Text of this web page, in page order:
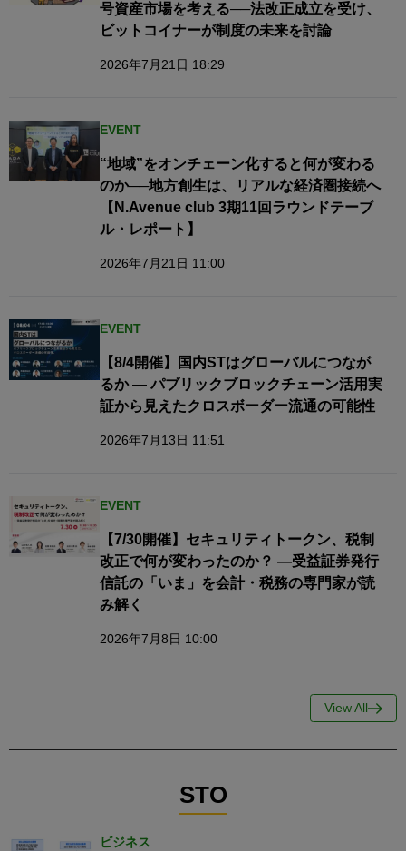
号資産市場を考える──法改正成立を受け、
ビットコイナーが制度の未来を討論
2026年7月21日 18:29
EVENT
“地域”をオンチェーン化すると何が変わる
のか──地方創生は、リアルな経済圏接続へ​
【N.Avenue club 3期11回ラウンドテーブ
ル・レポート】
2026年7月21日 11:00
EVENT
【8/4開催】国内STはグローバルにつなが
るか — パブリックブロックチェーン活用実
証から見えたクロスボーダー流通の可能性
2026年7月13日 11:51
EVENT
【7/30開催】セキュリティトークン、税制
改正で何が変わったのか？ ―受益証券発行
信託の「いま」を会計・税務の専門家が読
み解く
2026年7月8日 10:00
View All
STO
ビジネス